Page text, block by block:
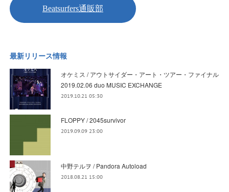
最新リリース情報
オケミス / アウトサイダー・アート・ツアー・ファイナル
2019.02.06 duo MUSIC EXCHANGE
2019.10.21 05:30
FLOPPY / 2045survivor
2019.09.09 23:00
中野テルヲ / Pandora Autoload
2018.08.21 15:00